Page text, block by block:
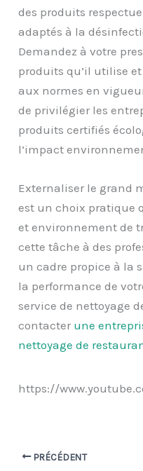
des produits
adaptés à la
Demandez à votre
produits qu’il utilise
aux normes en
de privilégier les
produits certifiés
l’impact
Externaliser le grand
est un choix pratique
et environnement de
cette tâche à des
un cadre propice à la
la performance de
service de nettoyage
contacter une
nettoyage de
https://
PRÉCÉDENT